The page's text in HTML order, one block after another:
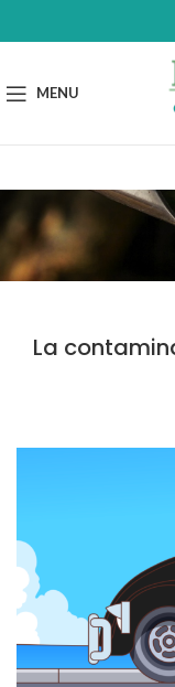
MENU
La